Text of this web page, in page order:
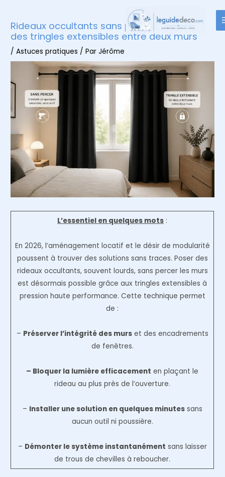
contenu
Rideaux occultants sans percer : la magie
des tringles extensibles entre deux murs
/Astuces pratiques / ParJérôme
L’essentiel en quelques mots :
En 2026, l’aménagement locatif et le désir de modularité
poussent à trouver des solutions sans traces. Poser des
rideaux occultants, souvent lourds, sans percer les murs
est désormais possible grâce aux tringles extensibles à
pression haute performance. Cette technique permet
de :
– Préserver l’intégrité des murset des encadrements
de fenêtres.
– Bloquer la lumière efficacement en plaçant le
rideau au plus près de l’ouverture.
– Installer une solution en quelques minutessans
aucun outil ni poussière.
– Démonter le système instantanément sans laisser
de trous de chevilles à reboucher.